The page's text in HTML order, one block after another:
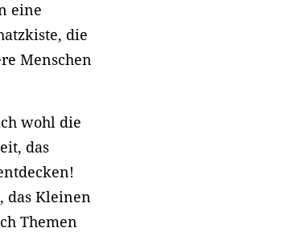
eine
die
Menschen
wohl die
das
das Kleinen
Themen